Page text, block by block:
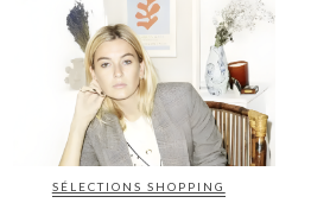
SÉLECTIONS SHOPPING